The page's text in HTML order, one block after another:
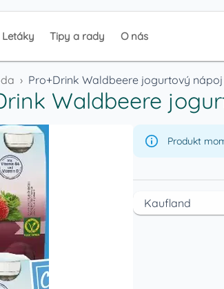
Letáky Tipy a rady O nás
› Pro+Drink Waldbeere jogurtový nápoj
Waldbeere
Produkt
Kaufland